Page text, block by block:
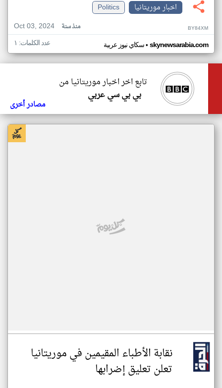
اخبار موريتانيا
Politics
Oct 03, 2024
منذ سنة BY84XM
سكاي نيوز عربية• skynewsarabia.com عدد الكلمات: ١
تابع اخر اخبار موريتانيا من
بي بي سي عربي
مصادر أخرى
نقابة الأطباء المقيمين في موريتانيا
تعلن تعليق إضرابها